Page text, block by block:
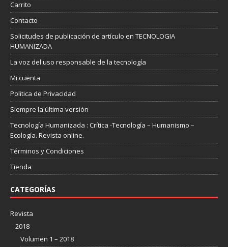
Carrito
Contacto
Solicitudes de publicación de artículo en TECNOLOGIA
HUMANIZADA
La voz del uso responsable de la tecnología
Mi cuenta
Politica de Privacidad
Siempre la última versión
Tecnología Humanizada : Crítica -Tecnología – Humanismo –
Ecología. Revista online.
Términos y Condiciones
Tienda
CATEGORÍAS
Revista
2018
Volumen 1 – 2018